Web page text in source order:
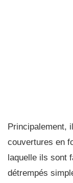
Principalement,
couvertures en
laquelle ils sont
détrempés